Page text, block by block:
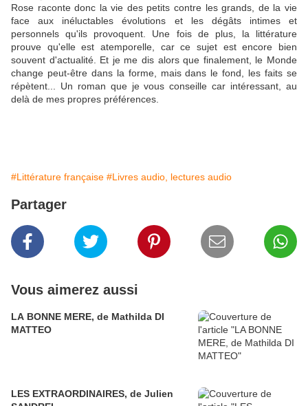
Rose raconte donc la vie des petits contre les grands, de la vie
face aux inéluctables évolutions et les dégâts intimes et
personnels qu'ils provoquent. Une fois de plus, la littérature
prouve qu'elle est atemporelle, car ce sujet est encore bien
souvent d'actualité. Et je me dis alors que finalement, le Monde
change peut-être dans la forme, mais dans le fond, les faits se
répètent... Un roman que je vous conseille car intéressant, au
delà de mes propres préférences.
#Littérature française #Livres audio, lectures audio
Partager
Vous aimerez aussi
LA BONNE MERE, de Mathilda DI
MATTEO
LES EXTRAORDINAIRES, de Julien